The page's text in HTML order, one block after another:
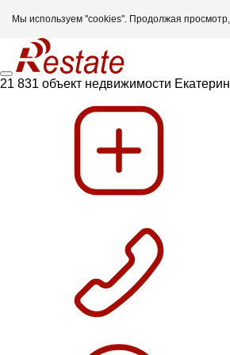
Мы используем "cookies". Продолжая
21 831 объект недвижимости